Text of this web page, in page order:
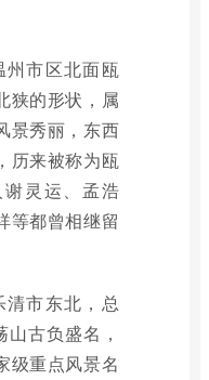
市区北面瓯
狭的形状，属
景秀丽，东西
历来被称为瓯
灵运、孟浩
等都曾相继留
市东北，总
古负盛名，
级重点风景名